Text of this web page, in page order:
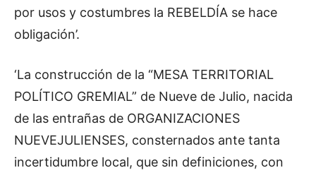
por usos y costumbres la REBELDÍA se hace
obligación’.
‘La construcción de la “MESA TERRITORIAL
POLÍTICO GREMIAL” de Nueve de Julio, nacida
de las entrañas de ORGANIZACIONES
NUEVEJULIENSES, consternados ante tanta
incertidumbre local, que sin definiciones, con